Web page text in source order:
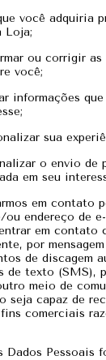
você adquiria
Loja;
ou corrigir as
você;
informações
sua
o envio de
em seu
em contato
ou endereço de
em contato
por
de discagem
de texto (SMS),
meio de
seja capaz de
comerciais
Dados Pessoais